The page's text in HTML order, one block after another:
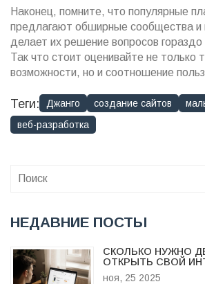
Наконец, помните, что популярные
предлагают обширные сообщества и
делает их решение вопросов
Так что стоит оценивайте не только
возможности, но и соотношение
Теги: Джанго создание сайтов
веб-разработка
НЕДАВНИЕ ПОСТЫ
СКОЛЬКО НУЖНО
ОТКРЫТЬ СВОЙ
В 2025 ГОДУ
ноя, 25 2025